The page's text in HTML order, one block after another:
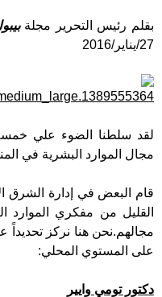
بقلم رئيس التحرير مجلة
27/يناير/2016
لقد سلطنا الضوء علي
مجال الموارد البشرية في
قام البعض في إدارة الشرق
القليل من مفكري الموارد
مجالهم.نحن هنا نركز تحديداً
على المستوي المحلي:
دكتور تومي وايير